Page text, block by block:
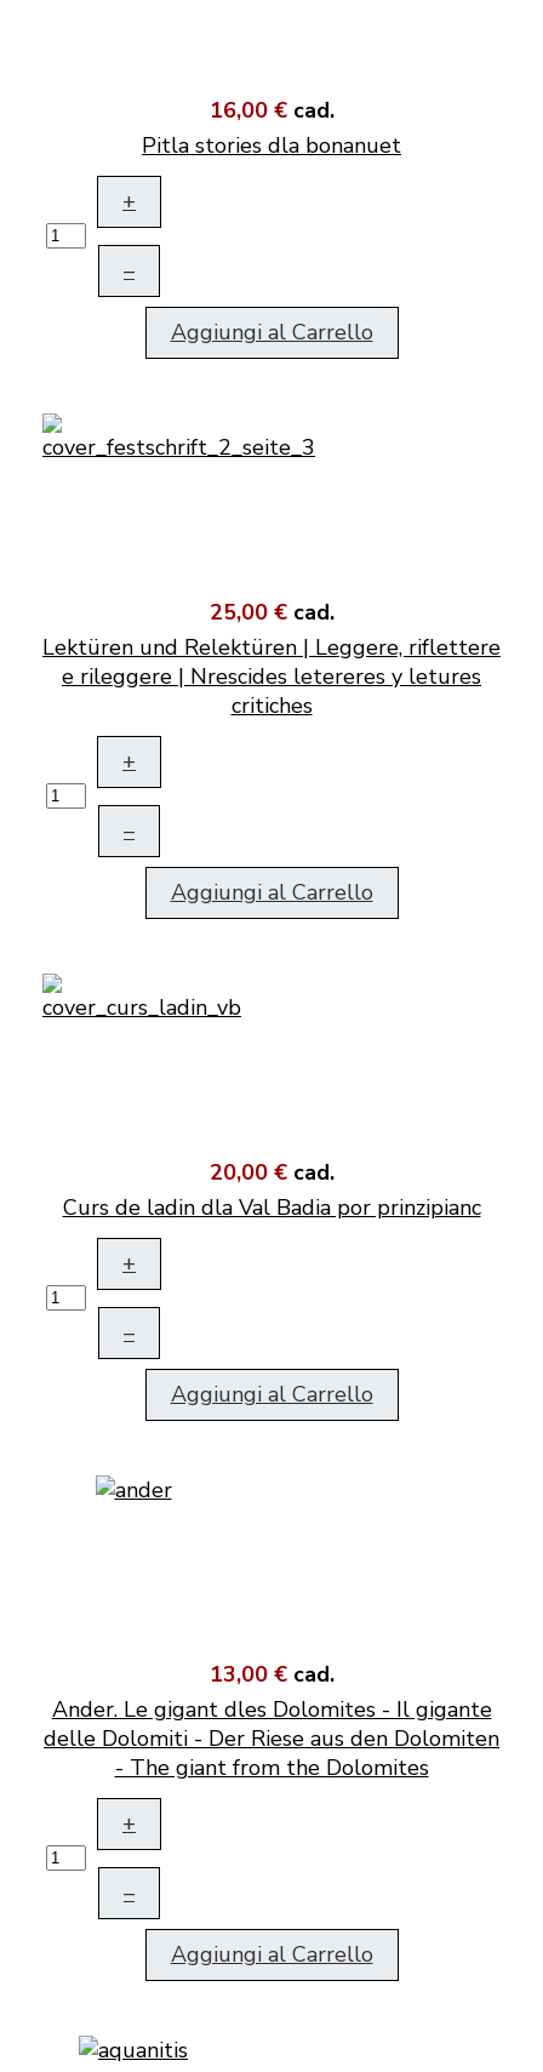
16,00 € cad.
Pitla stories dla bonanuet
+
–
Aggiungi al Carrello
25,00 € cad.
Lektüren und Relektüren | Leggere, riflettere
e rileggere | Nrescides letereres y letures
critiches
+
–
Aggiungi al Carrello
20,00 € cad.
Curs de ladin dla Val Badia por prinzipianc
+
–
Aggiungi al Carrello
13,00 € cad.
Ander. Le gigant dles Dolomites - Il gigante
delle Dolomiti - Der Riese aus den Dolomiten
- The giant from the Dolomites
+
–
Aggiungi al Carrello